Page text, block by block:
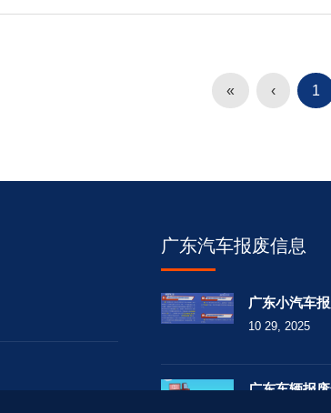
« ‹ 1
广东汽车报废信息
广东小汽车
10 29, 2025
广东车辆报